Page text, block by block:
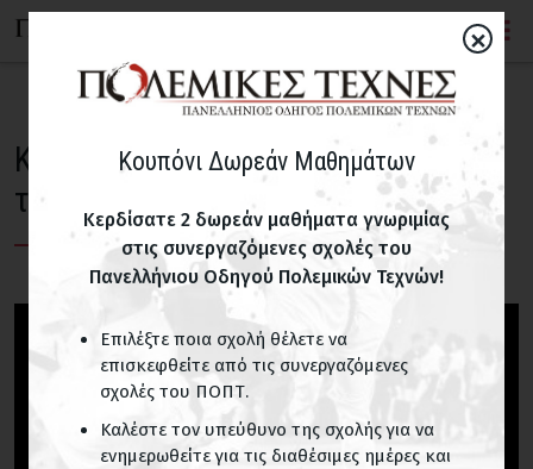
Κάικεν, το μαχαίρι των γυναικών
της Ιαπωνίας
×
Κουπόνι Δωρεάν Μαθημάτων
Κερδίσατε 2 δωρεάν μαθήματα γνωριμίας
στις συνεργαζόμενες σχολές του
Πανελλήνιου Οδηγού Πολεμικών Τεχνών!
Επιλέξτε ποια σχολή θέλετε να
επισκεφθείτε από τις συνεργαζόμενες
σχολές του ΠΟΠΤ.
Καλέστε τον υπεύθυνο της σχολής για να
ενημερωθείτε για τις διαθέσιμες ημέρες και